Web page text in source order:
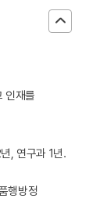
인재를
, 연구과 1년.
행방정